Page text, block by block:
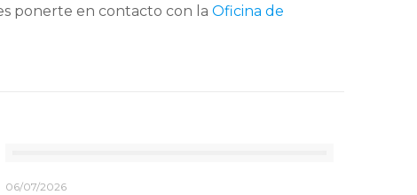
ponerte en contacto con la Oficina de
06/07/2026